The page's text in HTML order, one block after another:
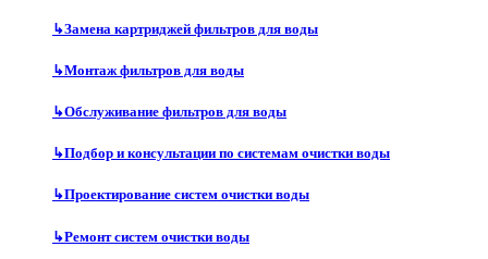
↳Замена картриджей фильтров для воды
↳Монтаж фильтров для воды
↳Обслуживание фильтров для воды
↳Подбор и консультации по системам очистки воды
↳Проектирование систем очистки воды
↳Ремонт систем очистки воды